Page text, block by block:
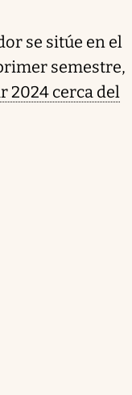
se sitúe en el
semestre,
2024 cerca del